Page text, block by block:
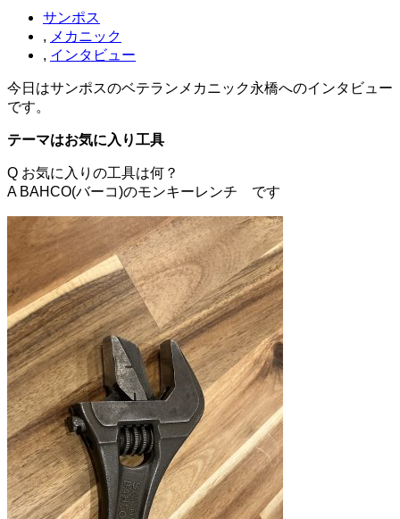
サンポス
, メカニック
, インタビュー
今日はサンポスのベテランメカニック永橋へのインタビュー
です。
テーマはお気に入り工具
Q お気に入りの工具は何？
A BAHCO(バーコ)のモンキーレンチ です